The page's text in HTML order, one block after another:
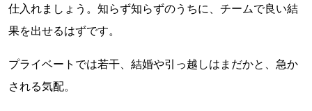
仕入れましょう。知らず知らずのうちに、チームで良い結
果を出せるはずです。
プライベートでは若干、結婚や引っ越しはまだかと、急か
される気配。